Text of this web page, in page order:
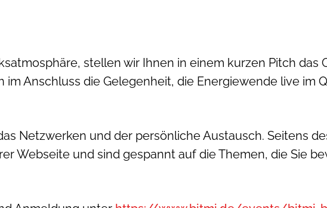
stellen wir Ihnen in einem kurzen Pitch das
Anschluss die Gelegenheit, die Energiewende live im
Netzwerken und der persönliche Austausch. Seitens
Webseite und sind gespannt auf die Themen, die Sie